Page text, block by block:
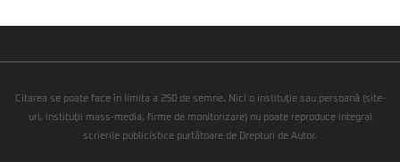
Citarea se poate face în limita a 250 de semne. Nici o instituţie sau persoană (site-
uri, instituţii mass-media, firme de monitorizare) nu poate reproduce integral
scrierile publicistice purtătoare de Drepturi de Autor.